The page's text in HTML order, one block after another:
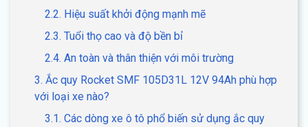
2.2. Hiệu suất khởi động mạnh mẽ
2.3. Tuổi thọ cao và độ bền bỉ
2.4. An toàn và thân thiện với môi trường
3. Ắc quy Rocket SMF 105D31L 12V 94Ah phù hợp
với loại xe nào?
3.1. Các dòng xe ô tô phổ biến sử dụng ắc quy